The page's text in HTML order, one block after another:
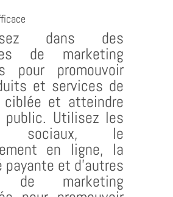
dans des
de marketing
pour promouvoir
et services de
ciblée et atteindre
public. Utilisez les
sociaux, le
en ligne, la
et d’autres
de marketing